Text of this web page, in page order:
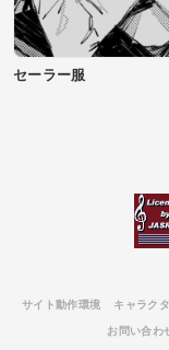
セーラー服
サイト動作環境 キャラク
お問い合わ